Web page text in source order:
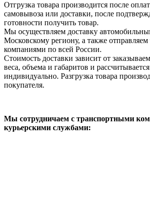
Отгрузка товара производится после
самовывоза или доставки, после
готовности получить товар.
Мы осуществляем доставку
Московскому региону, а также
компаниями по всей России.
Стоимость доставки зависит от
веса, объема и габаритов и рассчитывается
индивидуально. Разгрузка товара
покупателя.
Мы сотрудничаем с транспортными
курьерскими службами: